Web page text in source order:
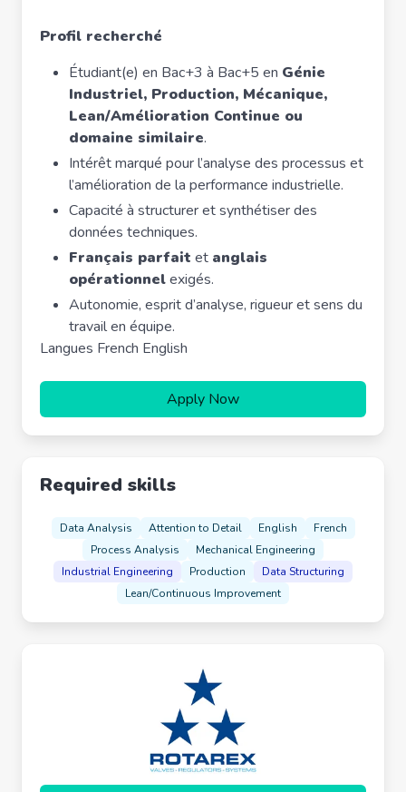
Profil recherché
Étudiant(e) en Bac+3 à Bac+5 en Génie
Industriel, Production, Mécanique,
Lean/Amélioration Continue ou
domaine similaire.
Intérêt marqué pour l’analyse des processus et
l’amélioration de la performance industrielle.
Capacité à structurer et synthétiser des
données techniques.
Français parfait et anglais
opérationnelexigés.
Autonomie, esprit d’analyse, rigueur et sens du
travail en équipe.
Langues French English
Apply Now
Required skills
Data Analysis Attention to Detail English
French
Process Analysis
Mechanical Engineering
Industrial Engineering
Production
Data Structuring
Lean/Continuous Improvement